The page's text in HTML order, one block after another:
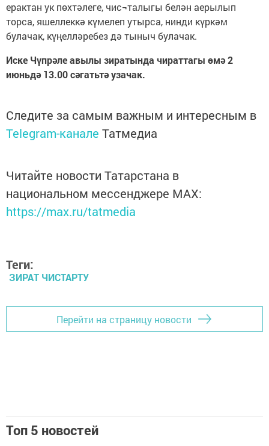
ерактан ук пөхтәлеге, чис¬талыгы белән аерылып
торса, яшеллеккә күмелеп утырса, нинди күркәм
булачак, күңелләребез дә тыныч булачак.
Иске Чүпрәле авылы зиратында чираттагы өмә 2
июньдә 13.00 сәгатьтә узачак.
Следите за самым важным и интересным в
Telegram-канале Татмедиа
Читайте новости Татарстана в
национальном мессенджере MАХ:
https://max.ru/tatmedia
Теги:
ЗИРАТ ЧИСТАРТУ
Перейти на страницу новости
Топ 5 новостей